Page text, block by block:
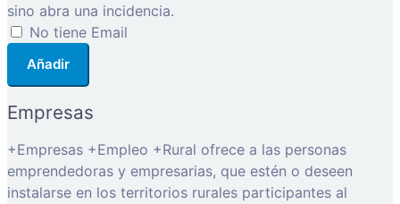
sino abra una incidencia.
No tiene Email
Añadir
Empresas
+Empresas +Empleo +Rural ofrece a las personas
emprendedoras y empresarias, que estén o deseen
instalarse en los territorios rurales participantes al